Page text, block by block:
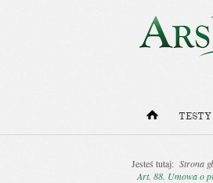
TESTY
Jesteś tutaj: Strona
Art. 88. Umowa o